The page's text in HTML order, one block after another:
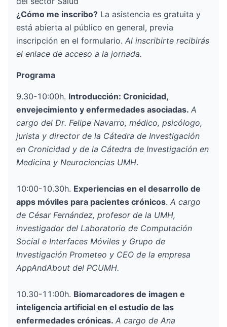
¿Cómo me inscribo? La asistencia es gratuita y
está abierta al público en general, previa
inscripción en el formulario. Al inscribirte recibirás
el enlace de acceso a la jornada.
Programa
9.30-10:00h. Introducción: Cronicidad,
envejecimiento y enfermedades asociadas. A
cargo del Dr. Felipe Navarro, médico, psicólogo,
jurista y director de la Cátedra de Investigación
en Cronicidad y de la Cátedra de Investigación en
Medicina y Neurociencias UMH.
10:00-10.30h. Experiencias en el desarrollo de
apps móviles para pacientes crónicos. A cargo
de César Fernández, profesor de la UMH,
investigador del Laboratorio de Computación
Social e Interfaces Móviles y Grupo de
Investigación Prometeo y CEO de la empresa
AppAndAbout del PCUMH.
10.30-11:00h. Biomarcadores de imagen e
inteligencia artificial en el estudio de las
enfermedades crónicas. A cargo de Ana